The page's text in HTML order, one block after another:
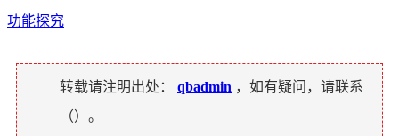
功能探究
转载请注明出处： qbadmin ，如有疑问，请联系
（）。